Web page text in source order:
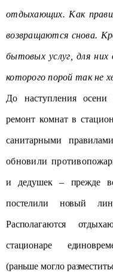
отдыхающих. Как
возвращаются снова.
бытовых услуг, для
которого порой так не
До наступления осени
ремонт комнат в
санитарными
обновили противопожа
и дедушек – прежде
постелили новый
Располагаются
стационаре
(раньше могло